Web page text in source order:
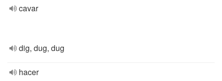
cavar
dig, dug, dug
hacer